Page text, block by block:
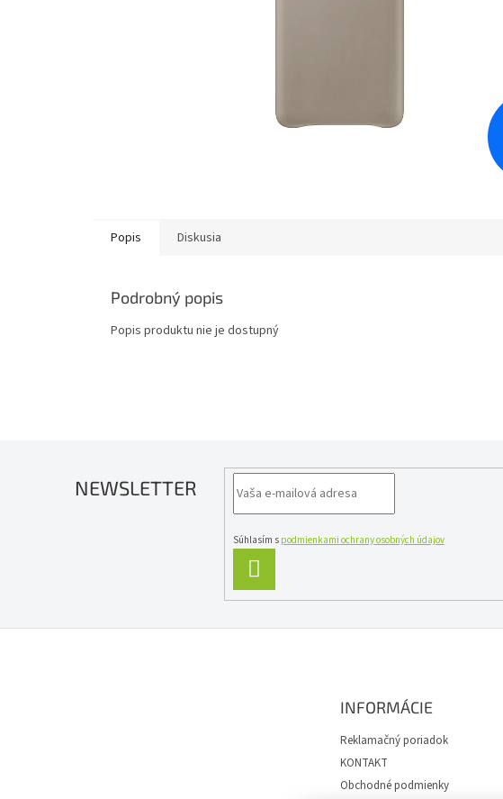
Popis Diskusia
Podrobný popis
Popis produktu nie je dostupný
NEWSLETTER
Súhlasím s podmienkami ochrany osobných údajov
SA
INFORMÁCIE
Reklamačný poriadok
KONTAKT
Obchodné podmienky